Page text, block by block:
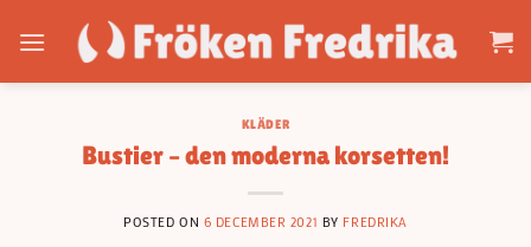
KLÄDER
Bustier – den moderna korsetten!
POSTED ON 6 DECEMBER 2021 BY FREDRIKA